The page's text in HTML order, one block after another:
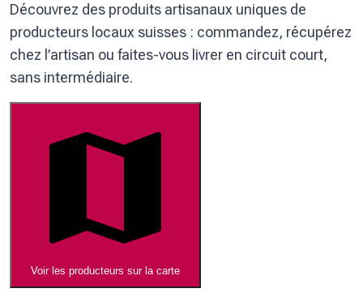
Découvrez des produits artisanaux uniques de
producteurs locaux suisses : commandez, récupérez
chez l’artisan ou faites-vous livrer en circuit court,
sans intermédiaire.
Voir les producteurs sur la carte